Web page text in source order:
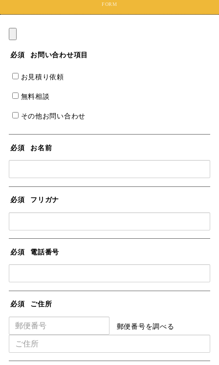
FORM
必須 お問い合わせ項目
お見積り依頼
無料相談
その他お問い合わせ
必須 お名前
必須 フリガナ
必須 電話番号
必須 ご住所
郵便番号を調べる